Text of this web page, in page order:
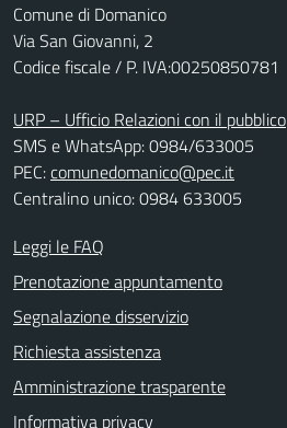
Comune di Domanico
Via San Giovanni, 2
Codice fiscale / P. IVA:00250850781
URP – Ufficio Relazioni con il pubblico
SMS e WhatsApp: 0984/633005
PEC:comunedomanico@pec.it
Centralino unico: 0984 633005
Leggi le FAQ
Prenotazione appuntamento
Segnalazione disservizio
Richiesta assistenza
Amministrazione trasparente
Informativa privacy